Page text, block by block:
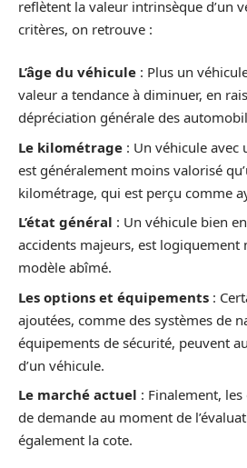
reflètent la valeur intrinsèque d’un
critères, on retrouve :
L’âge du véhicule : Plus un
valeur a tendance à diminuer, en
dépréciation générale des
Le kilométrage : Un véhicule avec
est généralement moins valorisé
kilométrage, qui est perçu comme
L’état général : Un véhicule bien
accidents majeurs, est logiquement
modèle abîmé.
Les options et équipements :
ajoutées, comme des systèmes de
équipements de sécurité, peuvent
d’un véhicule.
Le marché actuel : Finalement,
de demande au moment de
également la cote.